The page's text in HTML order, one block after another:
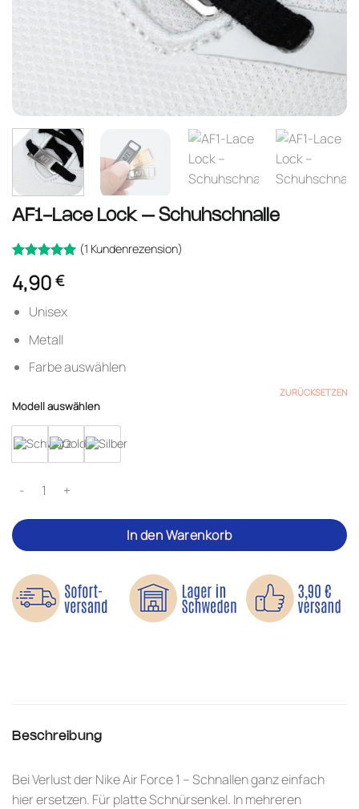
AF1-Lace Lock – Schuhschnalle
mit5von
5, basierend
auf
(1 Kundenrezension)
4,90 €
Unisex
Metall
Farbe auswählen
Modell auswählen
ZURÜCKSETZEN
AF1-Lace Lock – Schuhschnalle Menge
In den Warenkorb
Beschreibung
Bei Verlust der Nike Air Force 1 – Schnallen ganz einfach
hier ersetzen. Für platte Schnürsenkel. In mehreren